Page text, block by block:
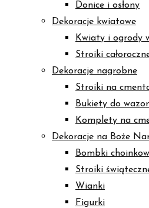
Donice i osłony
Dekoracje kwiatowe
Kwiaty i ogrody
Stroiki
Dekoracje nagrobne
Stroiki na
Bukiety do
Komplety na
Dekoracje na Boże
Bombki
Stroiki
Wianki
Figurki